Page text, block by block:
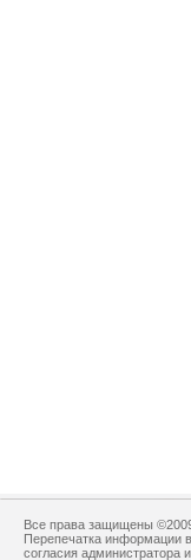
Все права защищены
Перепечатка информации
согласия администратора